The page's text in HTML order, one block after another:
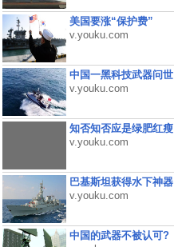
美国要涨“保护费”
v.youku.com
中国一黑科技武器问世
v.youku.com
知否知否应是绿肥红瘦
v.youku.com
巴基斯坦获得水下神器
v.youku.com
中国的武器不被认可?